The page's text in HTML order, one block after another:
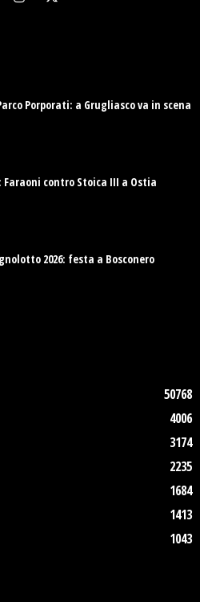
Porporati: a Grugliasco va in scena
Faraoni contro Stoica III a Ostia
2026: festa a Bosconero
50768
4006
3174
2235
1684
1413
1043